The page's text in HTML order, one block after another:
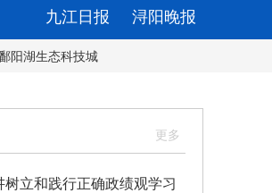
九江日报 浔阳晚报
阳湖生态科技城
立和践行正确政绩观学习